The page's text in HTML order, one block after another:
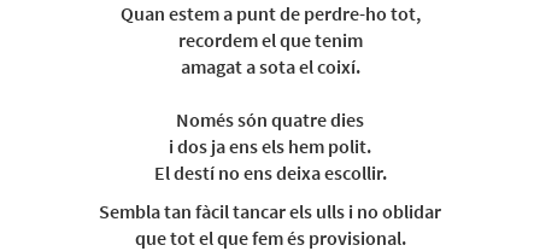
Quan estem a punt de perdre-ho tot,
recordem el que tenim
amagat a sota el coixí.
Només són quatre dies
i dos ja ens els hem polit.
El destí no ens deixa escollir.
Sembla tan fàcil tancar els ulls i no oblidar
que tot el que fem és provisional.